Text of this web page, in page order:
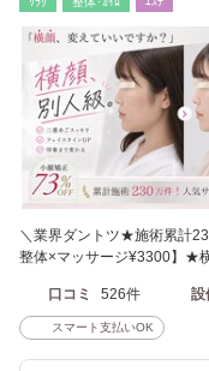
＼業界ダントツ★施術累計
整体×マッサージ¥3300】★
口コミ 526件 設
スマート支払いOK